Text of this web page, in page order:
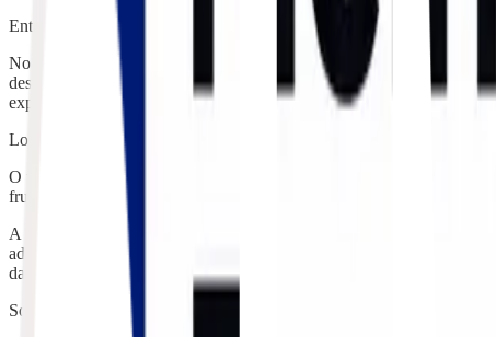
Entre as frutas brasileiras que vêm apresentando maior crescimento
No caso da FTrade, as operações realizadas em 2025 concentraram-
destino das frutas brasileiras, com destaque para mercados como
expansão da demanda global por alimentos frescos e pela
Logística especializada garante qualidade das frutas
O transporte internacional de frutas frescas exige alto nível de
frutas transportadas, a FTrade atua com planejamento logístico
A empresa trabalha em parceria com armadores e operadores
adequada durante todo o transporte. Além disso, o uso de
das operações, melhorar a previsibilidade das entregas e reduzir riscos
Sobre a FTrade